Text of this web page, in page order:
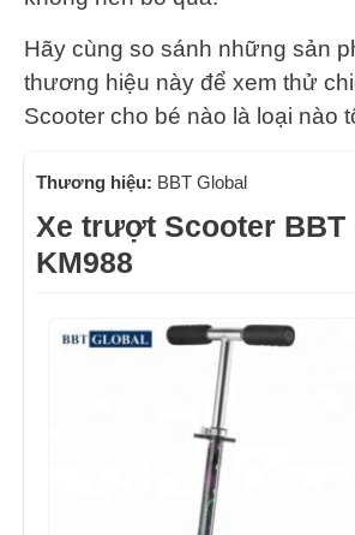
Hãy cùng so sánh những sản
thương hiệu này để xem thử
Scooter cho bé nào là loại nào
Thương hiệu: BBT Global
Xe trượt Scooter BBT
KM988